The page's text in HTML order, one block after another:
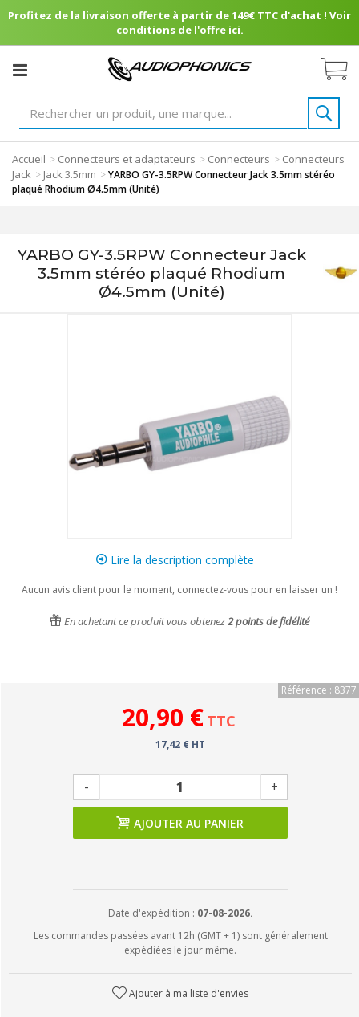
Profitez de la livraison offerte à partir de 149€ TTC d'achat ! Voir
conditions de l'offre ici.
Accueil > Connecteurs et adaptateurs > Connecteurs > Connecteurs
Jack > Jack 3.5mm >YARBO GY-3.5RPW Connecteur Jack 3.5mm stéréo
plaqué Rhodium Ø4.5mm (Unité)
YARBO GY-3.5RPW Connecteur Jack
3.5mm stéréo plaqué Rhodium
Ø4.5mm (Unité)
Lire la description complète
Aucun avis client pour le moment, connectez-vous pour en laisser un !
En achetant ce produit vous obtenez2points de fidélité
Référence : 8377
20,90 € TTC
17,42 € HT
- +
AJOUTER AU PANIER
Date d'expédition : 07-08-2026.
Les commandes passées avant 12h (GMT + 1) sont généralement
expédiées le jour même.
Ajouter à ma liste d'envies